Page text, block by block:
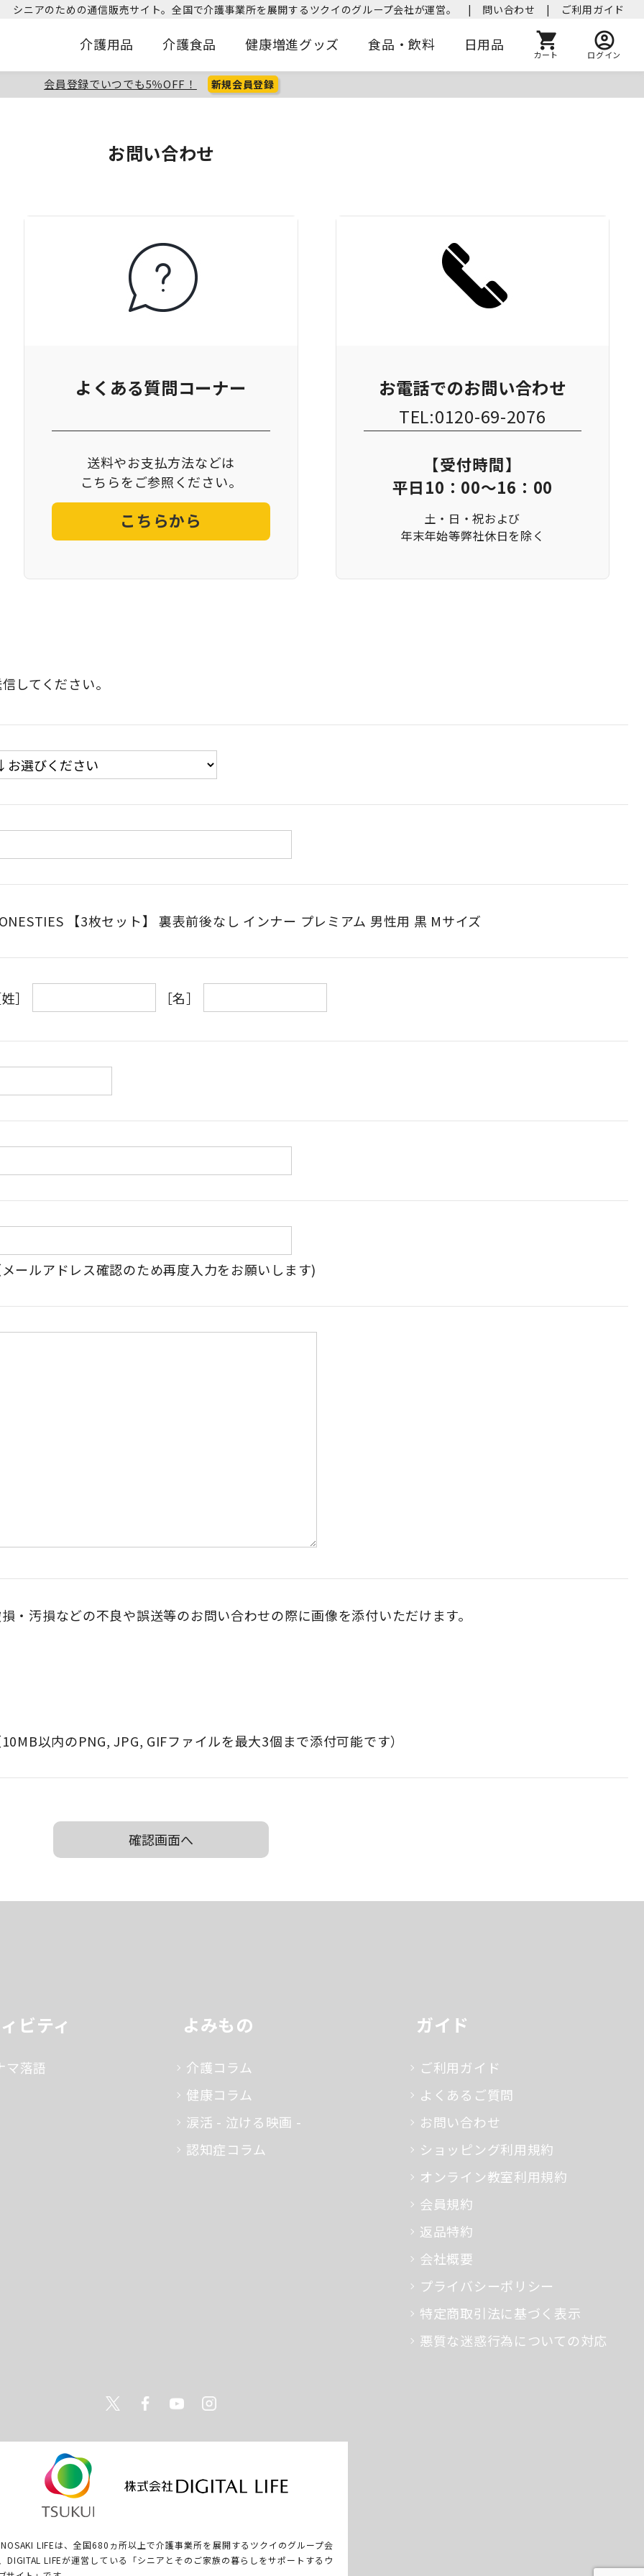
シニアのための通信販売サイト。全国で介護事業所を展開するツクイのグループ会社が運営。 | 問い合わせ | ご利用ガイド
介護用品 介護食品 健康増進グッズ 食品・飲料 日用品
カート ログイン
会員登録でいつでも5％OFF！ 新規会員登録
お問い合わせ
よくある質問コーナー
送料やお支払方法などは
こちらをご参照ください。
こちらから
お電話でのお問い合わせ
TEL:0120-69-2076
【受付時間】
平日10：00～16：00
土・日・祝および
年末年始等弊社休日を除く
してください。
【3枚セット】 裏表前後なし インナー プレミアム 男性用 黒 Mサイズ
］ ［名］
ールアドレス確認のため再度入力をお願いします)
以内のPNG, JPG, GIFファイルを最大3個まで添付可能です）
ビティ
マ落語
よみもの
介護コラム
健康コラム
涙活 - 泣ける映画 -
認知症コラム
ガイド
ご利用ガイド
よくあるご質問
お問い合わせ
ショッピング利用規約
オンライン教室利用規約
会員規約
返品特約
会社概要
プライバシーポリシー
特定商取引法に基づく表示
悪質な迷惑行為についての対応
TwitterFacebookYoutube
LIFEは、全国680ヵ所以上で介護事業所を展開するツクイのグループ会
DIGITAL LIFEが運営している「シニアとそのご家族の暮らしをサポートするウ